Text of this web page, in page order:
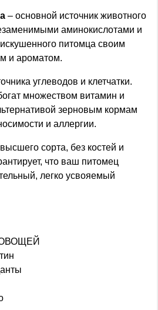
– основной источник животного
аминокислотами и
питомца своим
и ароматом.
углеводов и клетчатки.
множеством витамин и
зерновым кормам
и аллергии.
сорта, без костей и
что ваш питомец
легко усвояемый